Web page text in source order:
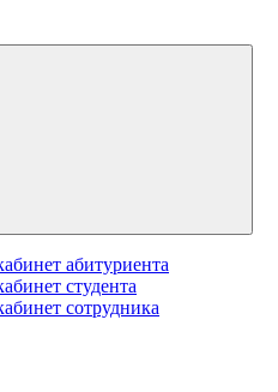
абитуриента
студента
сотрудника